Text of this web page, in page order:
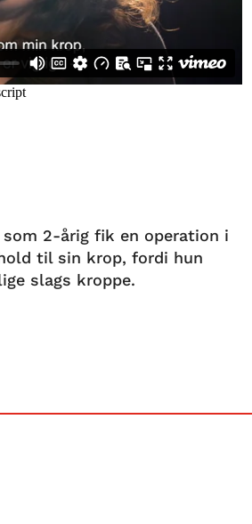
2-årig fik en operation i
til sin krop, fordi hun
slags kroppe.